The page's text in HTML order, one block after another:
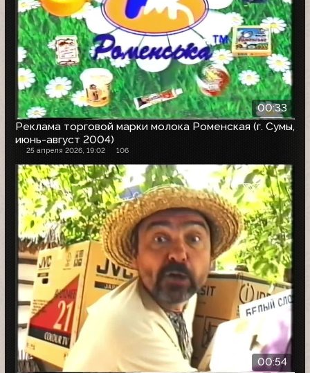
00:33
Реклама торговой марки молока Роменская (г. Сумы,
июнь-август 2004)
25 апреля 2026, 19:02 106
00:54